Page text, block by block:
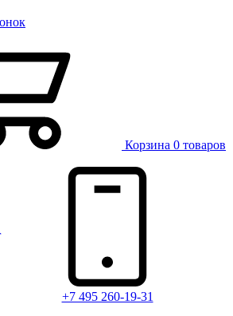
Корзина 0 товаров
+7 495 260-19-31